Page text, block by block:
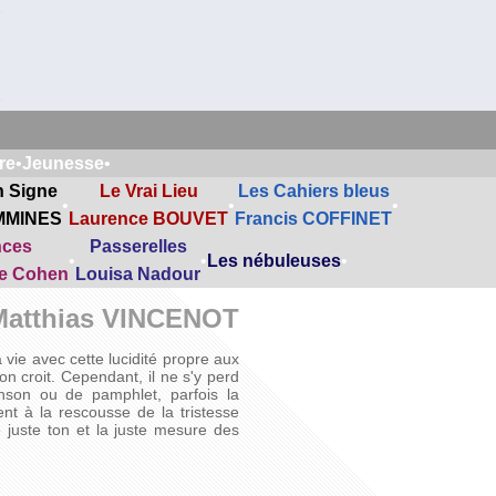
•Jeunesse•
Signe
•
Le Vrai Lieu
Laurence BOUVET
•
Les Cahiers bleus
Francis COFFINET
•
Cohen
•
Passerelles
Louisa Nadour
• Les nébuleuses•
VINCENOT
avec cette lucidité propre aux
croit. Cependant, il ne s'y perd
ou de pamphlet, parfois la
à la rescousse de la tristesse
juste ton et la juste mesure des